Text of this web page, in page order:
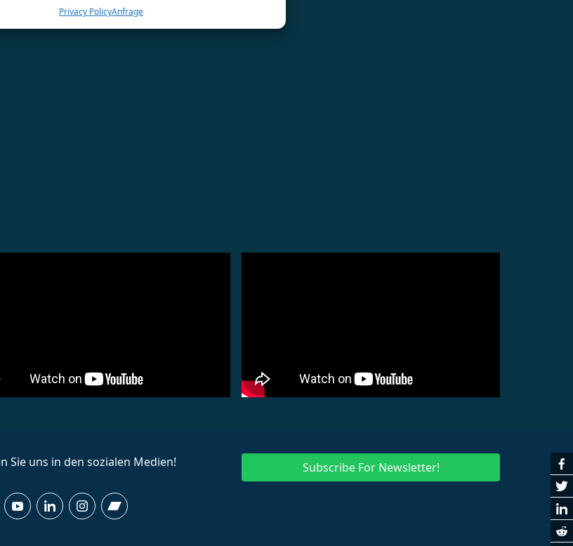
Privacy PolicyAnfrage
Sie uns in den sozialen Medien! Subscribe For Newsletter!
Für den Versand unserer Newsletter nutzen wir
rapidmail. Mit Ihrer Anmeldung stimmen Sie zu,